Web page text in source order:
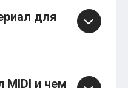
для
MIDI и чем